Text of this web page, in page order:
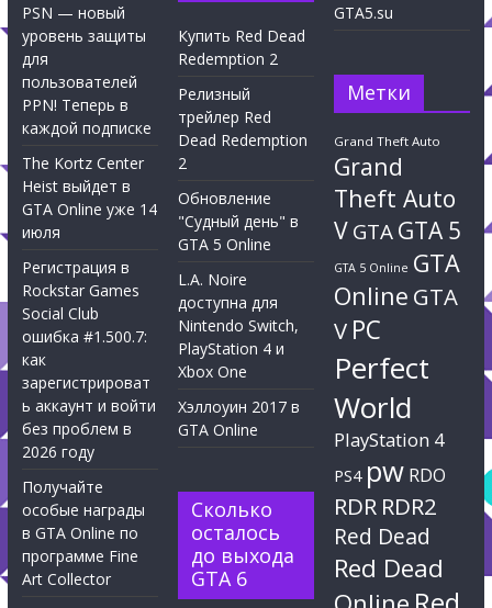
PSN — новый
уровень защиты
для
пользователей
PPN! Теперь в
каждой подписке
The Kortz Center
Heist выйдет в
GTA Online уже 14
июля
Регистрация в
Rockstar Games
Social Club
ошибка #1.500.7:
как
зарегистрироват
ь аккаунт и войти
без проблем в
2026 году
Получайте
особые награды
в GTA Online по
программе Fine
Art Collector
Купить Red Dead
Redemption 2
Релизный
трейлер Red
Dead Redemption
2
Обновление
"Судный день" в
GTA 5 Online
L.A. Noire
доступна для
Nintendo Switch,
PlayStation 4 и
Xbox One
Хэллоуин 2017 в
GTA Online
Сколько
осталось
до выхода
GTA 6
GTA5.su
Метки
Grand Theft Auto
Grand
Theft Auto
VGTAGTA 5
GTA 5 Online GTA
Online GTA
V PC
Perfect
World
PlayStation 4
PS4 pw RDO
RDR RDR2
Red Dead
Red Dead